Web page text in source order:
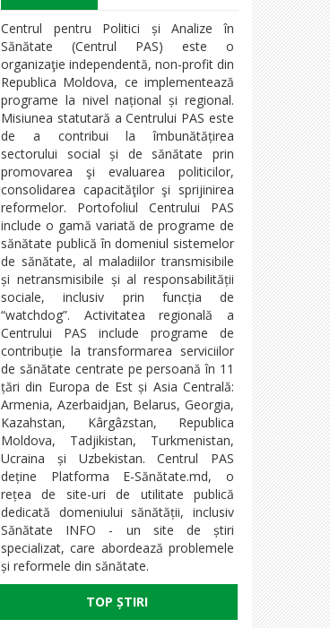
Centrul pentru Politici și Analize în
Sănătate (Centrul PAS) este o
organizaţie independentă, non-profit din
Republica Moldova, ce implementează
programe la nivel național și regional.
Misiunea statutară a Centrului PAS este
de a contribui la îmbunătățirea
sectorului social și de sănătate prin
promovarea şi evaluarea politicilor,
consolidarea capacităţilor şi sprijinirea
reformelor. Portofoliul Centrului PAS
include o gamă variată de programe de
sănătate publică în domeniul sistemelor
de sănătate, al maladiilor transmisibile
și netransmisibile și al responsabilității
sociale, inclusiv prin funcția de
“watchdog”. Activitatea regională a
Centrului PAS include programe de
contribuție la transformarea serviciilor
de sănătate centrate pe persoană în 11
țări din Europa de Est și Asia Centrală:
Armenia, Azerbaidjan, Belarus, Georgia,
Kazahstan, Kârgâzstan, Republica
Moldova, Tadjikistan, Turkmenistan,
Ucraina și Uzbekistan. Centrul PAS
deține Platforma E-Sănătate.md, o
rețea de site-uri de utilitate publică
dedicată domeniului sănătății, inclusiv
Sănătate INFO - un site de știri
specializat, care abordează problemele
și reformele din sănătate.
TOP ȘTIRI